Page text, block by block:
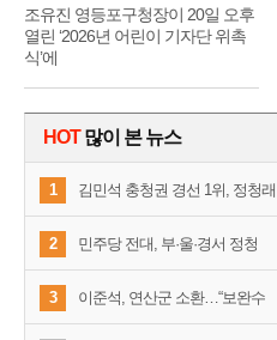
조유진 영등포구청장이 20일 오후
열린 ‘2026년 어린이 기자단 위촉
식’에
HOT많이 본 뉴스
1 김민석 충청권 경선 1위, 정청래
2 민주당 전대, 부·울·경서 정청
3 이준석, 연산군 소환…“보완수